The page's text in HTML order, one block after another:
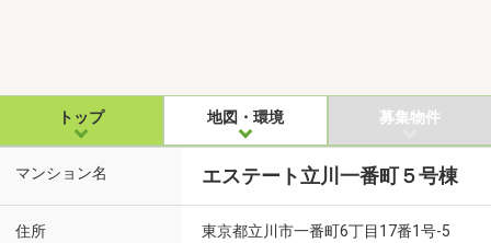
トップ 地図・環境 募集物件
マンション名 エステート立川一番町５号棟
住所 東京都立川市一番町6丁目17番1号-5